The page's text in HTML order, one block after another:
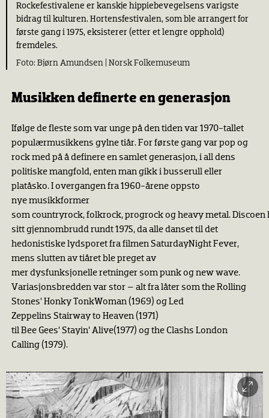
Rockefestivalene er kanskje hippiebevegelsens varigste
bidrag til kulturen. Hortensfestivalen, som ble arrangert for
første gang i 1975, eksisterer (etter et lengre opphold)
fremdeles.
Bjørn Amundsen | Norsk Folkemuseum
Musikken definerte en generasjon
Ifølge de fleste som var unge på den tiden var 1970-tallet
populærmusikkens gylne tiår. For første gang var pop og
rock med på å definere en samlet generasjon, i all dens
politiske mangfold, enten man gikk i busserull eller
platåsko. I overgangen fra 1960-årene oppsto
nye musikkformer
som countryrock, folkrock, progrock og heavy metal. Discoen
sitt gjennombrudd rundt 1975, da alle danset til det
hedonistiske lydsporet fra filmen SaturdayNight Fever,
mens slutten av tiåret ble preget av
mer dysfunksjonelle retninger som punk og new wave.
Variasjonsbredden var stor – alt fra låter som the Rolling
Stones’ Honky TonkWoman (1969) og Led
Zeppelins Stairway to Heaven (1971)
til Bee Gees’ Stayin’ Alive(1977) og the Clashs London
Calling (1979).